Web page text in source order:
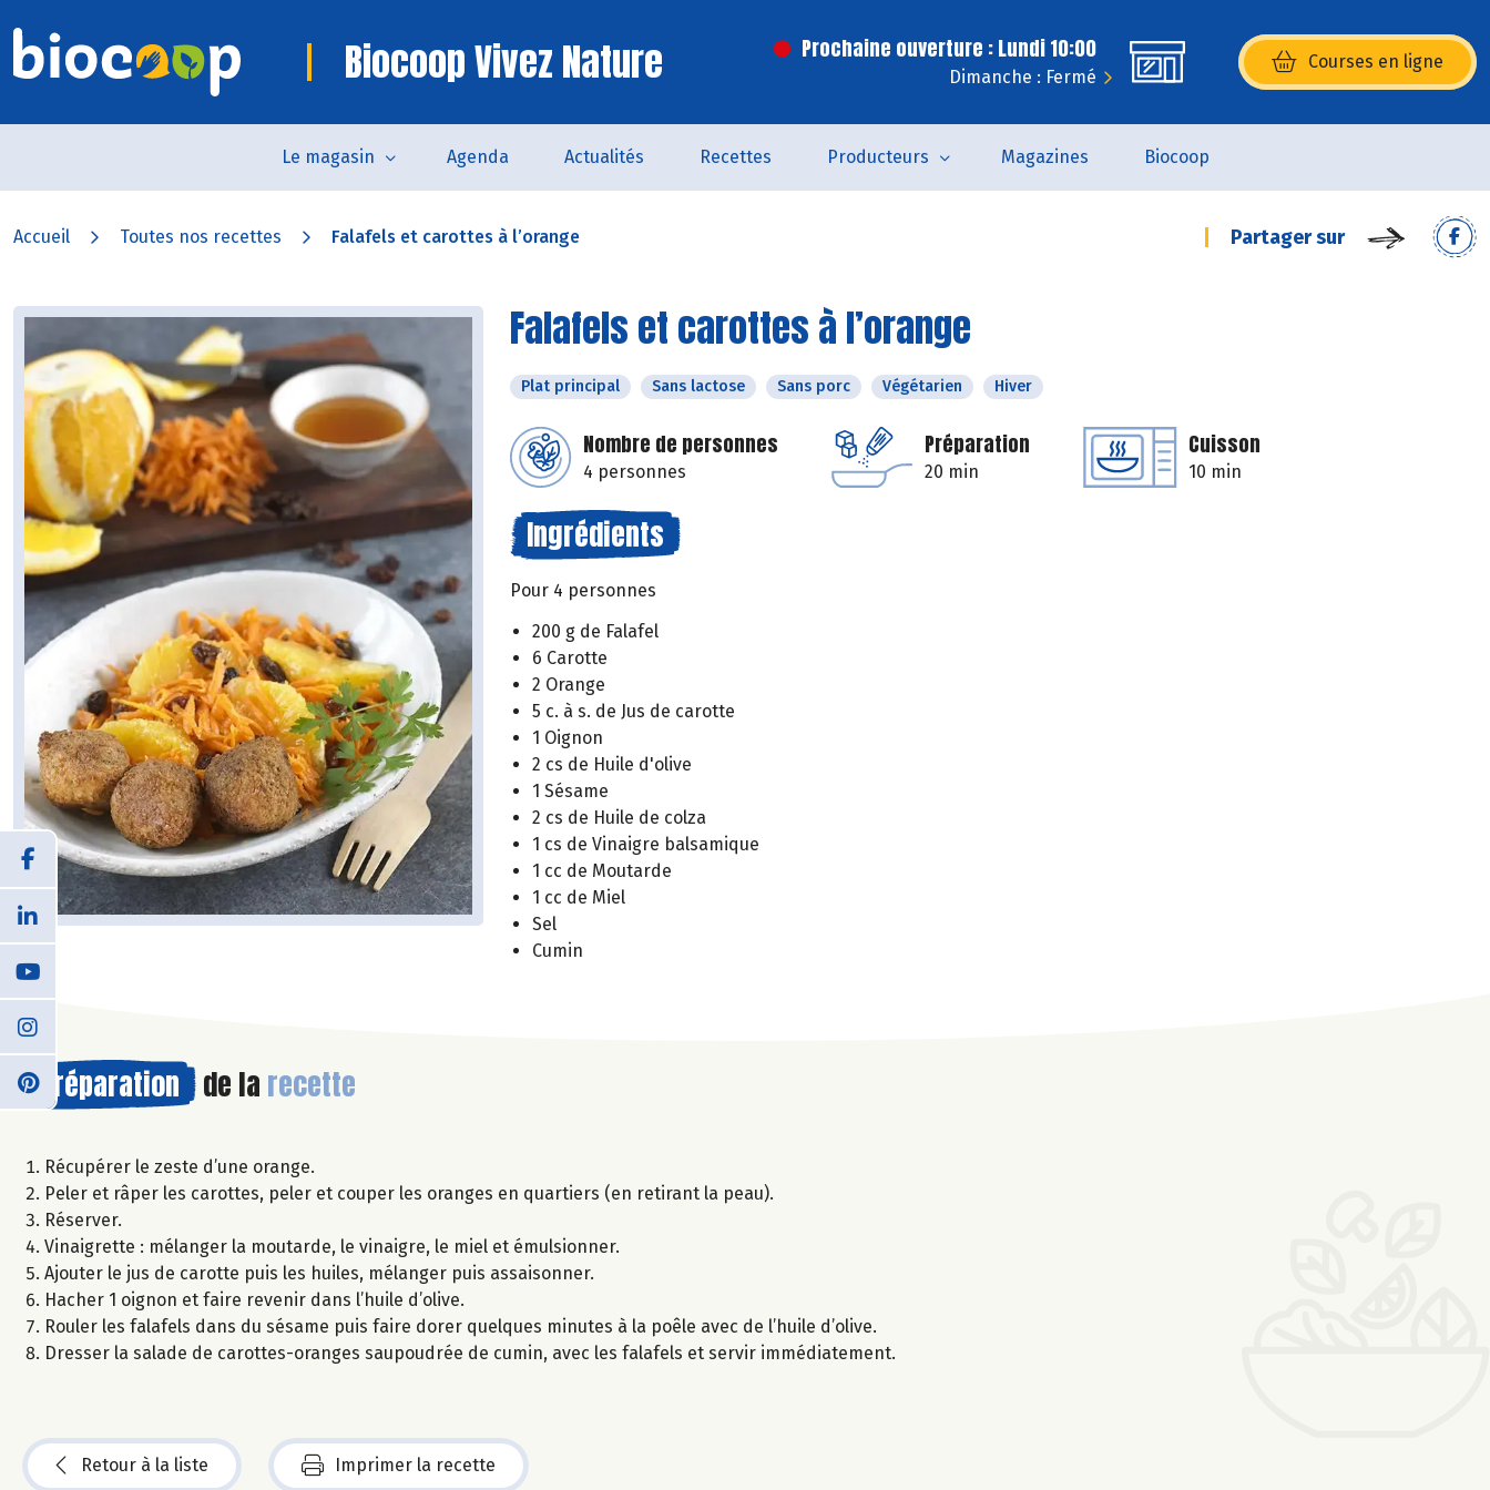
Biocoop Vivez Nature Prochaine ouverture : Lundi 10:00
Dimanche : Fermé
Courses en ligne
(s’ouvre dans une nouvelle
Le magasin Agenda Actualités Recettes Producteurs Magazines Biocoop
Accueil Toutes nos recettes Falafels et carottes à l’orange Partager sur
Falafels et carottes à l’orange
Plat principal Sans lactose Sans porc Végétarien Hiver
Nombre de personnes
4 personnes
Préparation
20 min
Cuisson
10 min
Ingrédients
Pour 4 personnes
200 g de Falafel
6 Carotte
2 Orange
5 c. à s. de Jus de carotte
1 Oignon
2 cs de Huile d'olive
1 Sésame
2 cs de Huile de colza
1 cs de Vinaigre balsamique
1 cc de Moutarde
1 cc de Miel
Sel
Cumin
Préparation de la recette
Récupérer le zeste d’une orange.
Peler et râper les carottes, peler et couper les oranges en quartiers (en retirant la peau).
Réserver.
Vinaigrette : mélanger la moutarde, le vinaigre, le miel et émulsionner.
Ajouter le jus de carotte puis les huiles, mélanger puis assaisonner.
Hacher 1 oignon et faire revenir dans l’huile d’olive.
Rouler les falafels dans du sésame puis faire dorer quelques minutes à la poêle avec de l’huile d’olive.
Dresser la salade de carottes-oranges saupoudrée de cumin, avec les falafels et servir immédiatement.
Retour à la liste Imprimer la recette